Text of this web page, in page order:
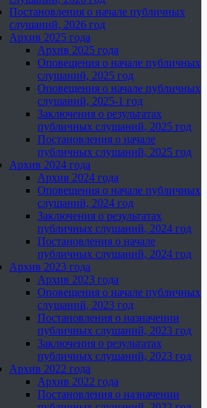
Постановления о начале публичных
слушаний, 2026 год
Архив 2025 года
Архив 2025 года
Оповещения о начале публичных
слушаний, 2025 год
Оповещения о начале публичных
слушаний, 2025-1 год
Заключения о результатах
публичных слушаний, 2025 год
Постановления о начале
публичных слушаний, 2025 год
Архив 2024 года
Архив 2024 года
Оповещения о начале публичных
слушаний, 2024 год
Заключения о результатах
публичных слушаний, 2024 год
Постановления о начале
публичных слушаний, 2024 год
Архив 2023 года
Архив 2023 года
Оповещения о начале публичных
слушаний, 2023 год
Постановления о назначении
публичных слушаний, 2023 год
Заключения о результатах
публичных слушаний, 2023 год
Архив 2022 года
Архив 2022 года
Постановления о назначении